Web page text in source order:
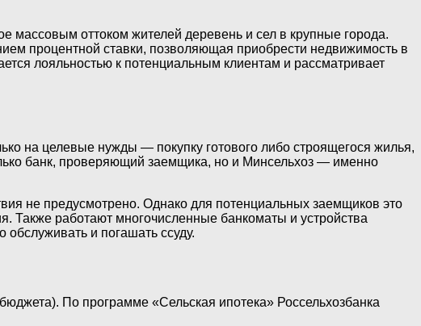
массовым оттоком жителей деревень и сел в крупные города.
процентной ставки, позволяющая приобрести недвижимость в
лояльностью к потенциальным клиентам и рассматривает
на целевые нужды — покупку готового либо строящегося жилья,
банк, проверяющий заемщика, но и Минсельхоз — именно
не предусмотрено. Однако для потенциальных заемщиков это
Также работают многочисленные банкоматы и устройства
и погашать ссуду.
По программе «Сельская ипотека» Россельхозбанка